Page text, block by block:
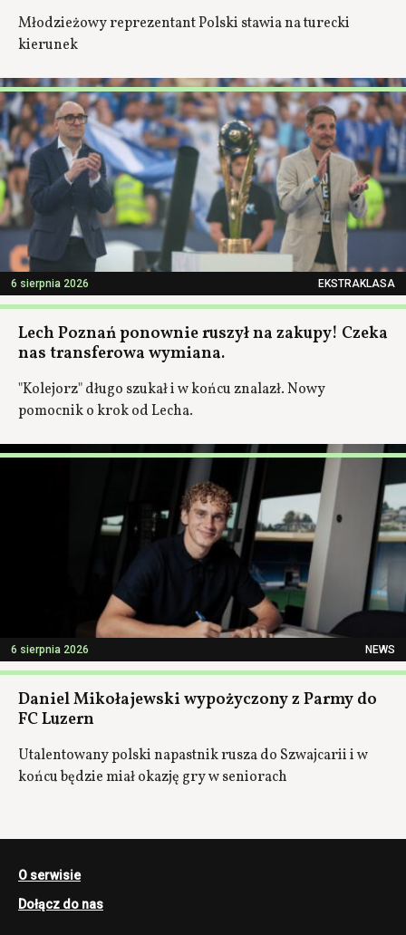
Młodzieżowy reprezentant Polski stawia na turecki
kierunek
6 sierpnia 2026 EKSTRAKLASA
Lech Poznań ponownie ruszył na zakupy! Czeka
nas transferowa wymiana.
"Kolejorz" długo szukał i w końcu znalazł. Nowy
pomocnik o krok od Lecha.
6 sierpnia 2026 NEWS
Daniel Mikołajewski wypożyczony z Parmy do
FC Luzern
Utalentowany polski napastnik rusza do Szwajcarii i w
końcu będzie miał okazję gry w seniorach
O serwisie
Dołącz do nas